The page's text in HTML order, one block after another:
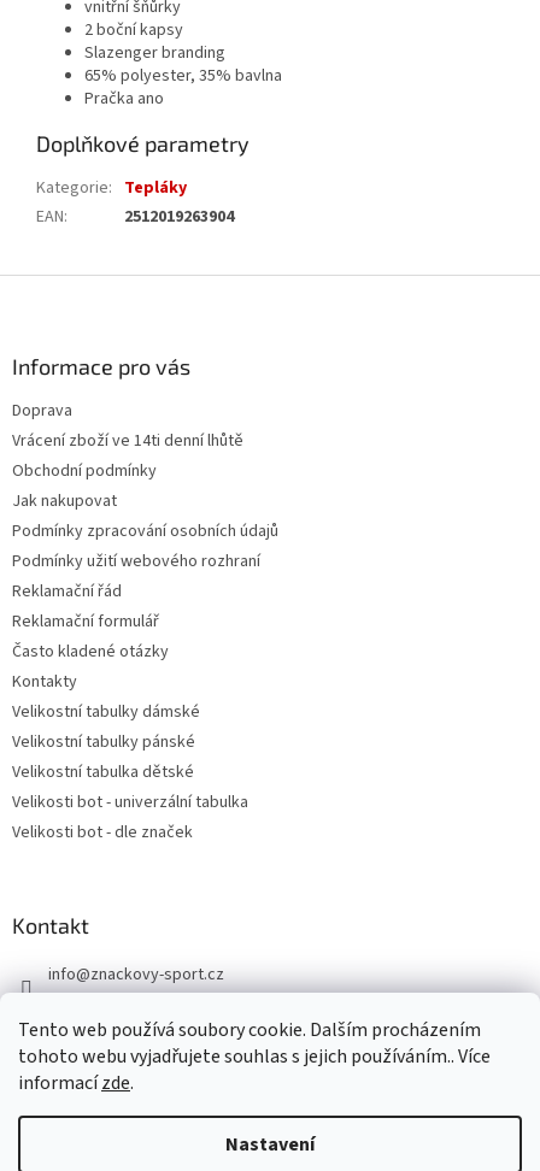
Tento web používá soubory cookie. Dalším procházením
tohoto webu vyjadřujete souhlas s jejich používáním.. Více
informacízde.
Nastavení
vnitřní šňůrky
2 boční kapsy
Slazenger branding
65% polyester, 35% bavlna
Pračka ano
Doplňkové parametry
Kategorie: Tepláky
EAN: 2512019263904
Informace pro vás
Doprava
Vrácení zboží ve 14ti denní lhůtě
Obchodní podmínky
Jak nakupovat
Podmínky zpracování osobních údajů
Podmínky užití webového rozhraní
Reklamační řád
Reklamační formulář
Často kladené otázky
Kontakty
Velikostní tabulky dámské
Velikostní tabulky pánské
Velikostní tabulka dětské
Velikosti bot - univerzální tabulka
Velikosti bot - dle značek
Kontakt
info@znackovy-sport.cz
Vytvořil Shoptet